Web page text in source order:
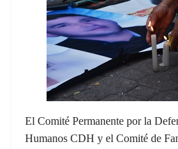
El Comité Permanente por la
Humanos CDH y el Comité de